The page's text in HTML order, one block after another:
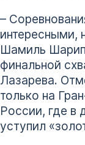
–
интересными,
Шамиль
финальной
Лазарева.
только на
России, где в
уступил